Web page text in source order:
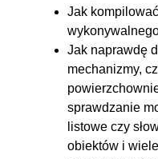
3.16. Wszystkie metody
specjalne w Pythonie -
początek
3.17. Zastosowanie
__copy__ i
3.18. Wszystkie metody
specjalne w Pythonie
Jak
Jak naprawdę
mechanizmy,
sprawdzanie
listowe czy
obiektów i